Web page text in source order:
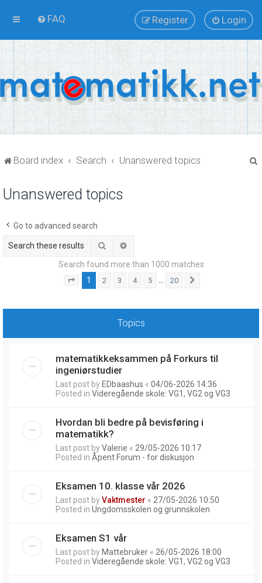
FAQ Login
Register
Board index Search Unanswered topics
Unanswered topics
Go to advanced search
Search
Search found more than 1000 matches
Page of 20
1 2 3 4 5 20
Topics
matematikkeksammen på Forkurs til
ingeniørstudier
Last post by EDbaashus « 04/06-2026 14:36
Posted in Videregående skole: VG1, VG2 og VG3
Hvordan bli bedre på bevisføring i
matematikk?
Last post byValerie « 29/05-2026 10:17
Posted in Åpent Forum - for diskusjon
Eksamen 10. klasse vår 2026
Last post byVaktmester « 27/05-2026 10:50
Posted in Ungdomsskolen og grunnskolen
Eksamen S1 vår
Last post by Mattebruker « 26/05-2026 18:00
Posted in Videregående skole: VG1, VG2 og VG3